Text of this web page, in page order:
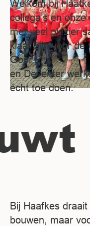
Welkom bij
collega’s en
met veel plezier
klaar zijn voor de
Goor
en Deventer
écht toe doen.
Bij Haafkes
bouwen, maar